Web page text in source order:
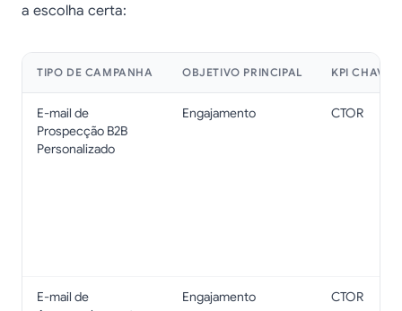
a escolha certa:
TIPO DE CAMPANHA OBJETIVO PRINCIPAL KPI CHAVE
E-mail de
Prospecção B2B
Personalizado
Engajamento CTOR
E-mail de
Engajamento CTOR